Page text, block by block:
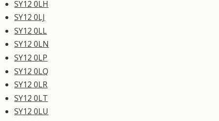
SY12 0LH
SY12 0LJ
SY12 0LL
SY12 0LN
SY12 0LP
SY12 0LQ
SY12 0LR
SY12 0LT
SY12 0LU